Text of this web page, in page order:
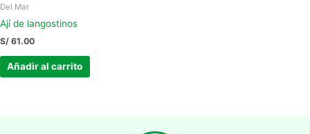
Del Mar
Ají de langostinos
S/ 61.00
Añadir al carrito